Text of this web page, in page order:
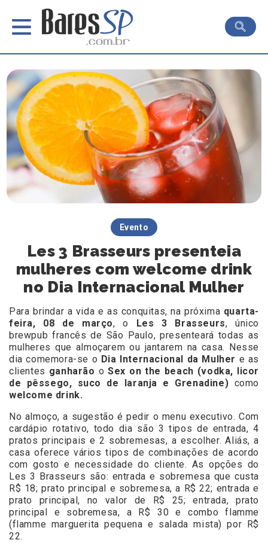
Evento
Les 3 Brasseurs presenteia
mulheres com welcome drink
no Dia Internacional Mulher
Para brindar a vida e as conquitas, na próxima quarta-
feira, 08 de março, o Les 3 Brasseurs, único
brewpub francês de São Paulo, presenteará todas as
mulheres que almoçarem ou jantarem na casa. Nesse
dia comemora-se o Dia Internacional da Mulher e as
clientes ganharão oSex on the beach (vodka, licor
de pêssego, suco de laranja e Grenadine) como
welcome drink.
No almoço, a sugestão é pedir o menu executivo. Com
cardápio rotativo, todo dia são 3 tipos de entrada, 4
pratos principais e 2 sobremesas, a escolher. Aliás, a
casa oferece vários tipos de combinações de acordo
com gosto e necessidade do cliente. As opções do
Les 3 Brasseurs são: entrada e sobremesa que custa
R$ 18; prato principal e sobremesa, a R$ 22; entrada e
prato principal, no valor de R$ 25; entrada, prato
principal e sobremesa, a R$ 30 e combo flamme
(flamme marguerita pequena e salada mista) por R$
22.